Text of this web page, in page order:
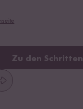
Zu den Schritten